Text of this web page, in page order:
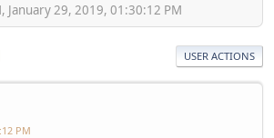
January 29, 2019, 01:30:12 PM
USER ACTIONS
PM